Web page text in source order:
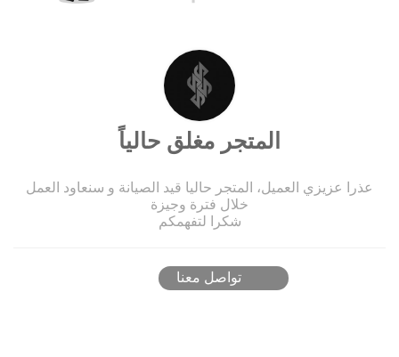
المتجر مغلق حالياً
عذرا عزيزي العميل، المتجر حاليا قيد الصيانة و سنعاود العمل
خلال فترة وجيزة
شكرا لتفهمكم
تواصل معنا